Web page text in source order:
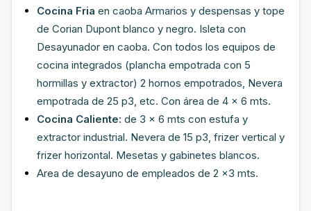
Cocina Fria en caoba Armarios y despensas y tope
de Corian Dupont blanco y negro. Isleta con
Desayunador en caoba. Con todos los equipos de
cocina integrados (plancha empotrada con 5
hormillas y extractor) 2 hornos empotrados, Nevera
empotrada de 25 p3, etc. Con área de 4 x 6 mts.
Cocina Caliente: de 3 x 6 mts con estufa y
extractor industrial. Nevera de 15 p3, frizer vertical y
frizer horizontal. Mesetas y gabinetes blancos.
Area de desayuno de empleados de 2 x3 mts.